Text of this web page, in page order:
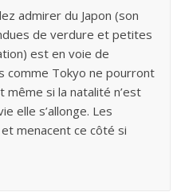
admirer du Japon (son
de verdure et petites
est en voie de
comme Tokyo ne pourront
si la natalité n’est
elle s’allonge. Les
menacent ce côté si